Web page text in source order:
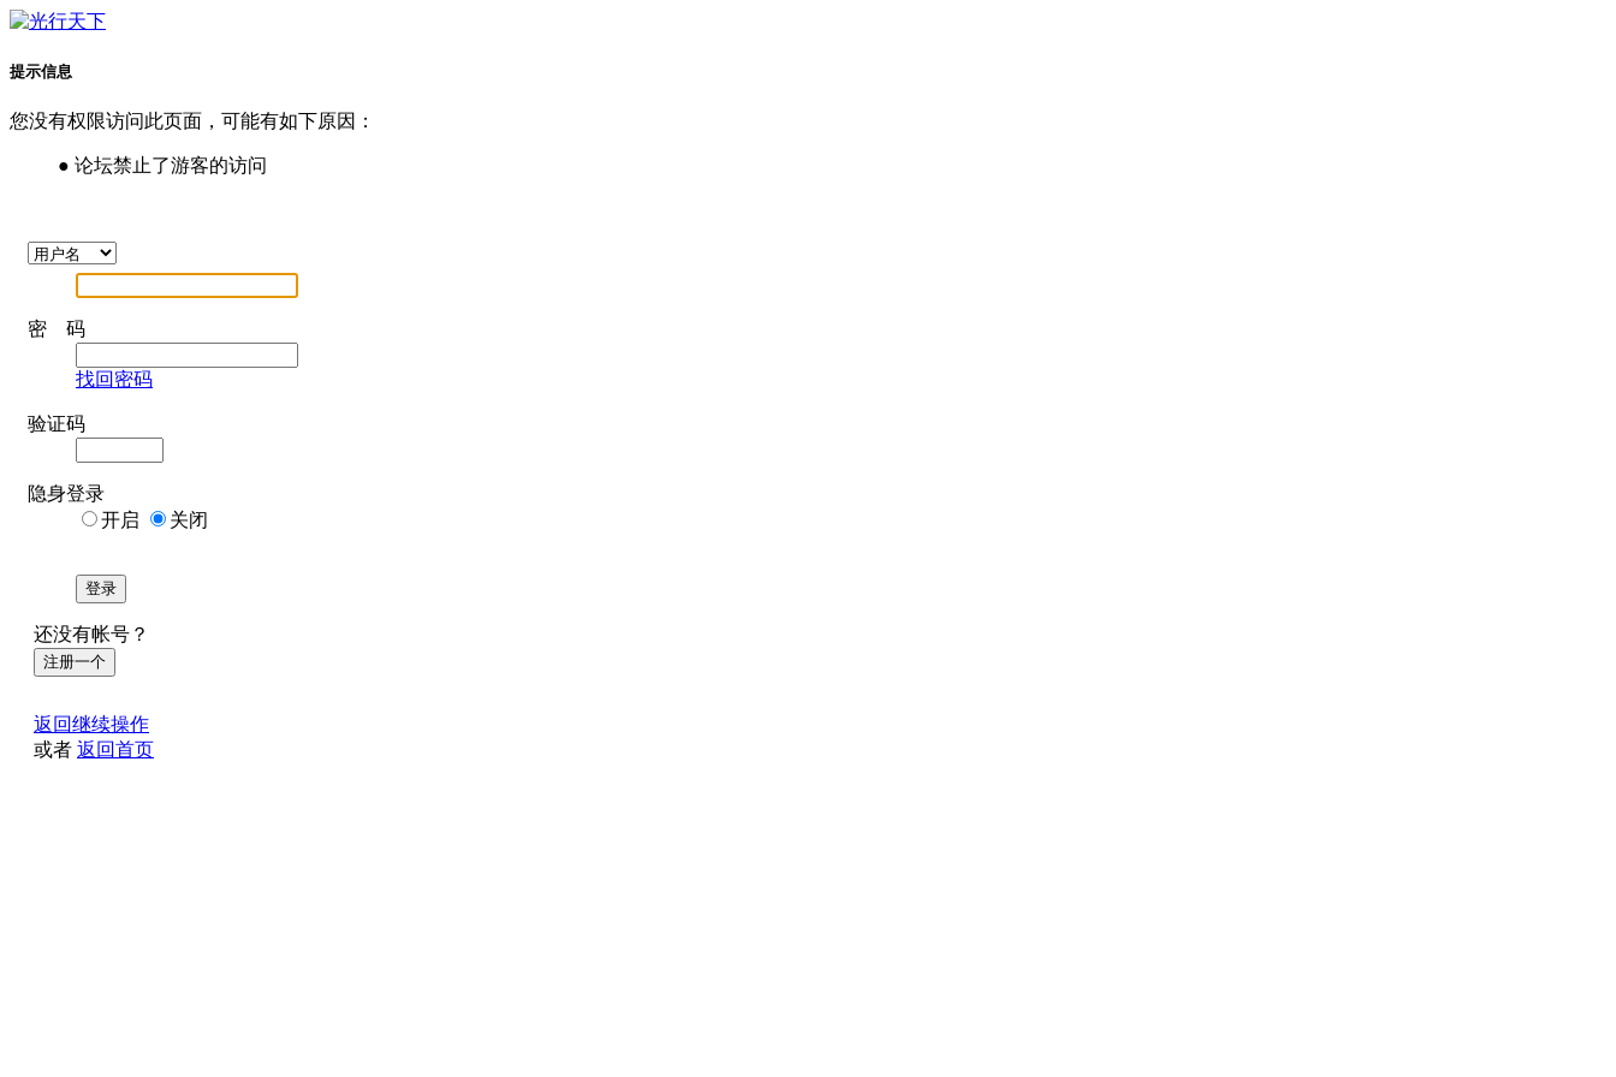
提示信息
您没有权限访问此页面，可能有如下原因：
● 论坛禁止了游客的访问
密 码
找回密码
验证码
隐身登录
开启
关闭
登录
还没有帐号？
注册一个
返回继续操作
或者 返回首页